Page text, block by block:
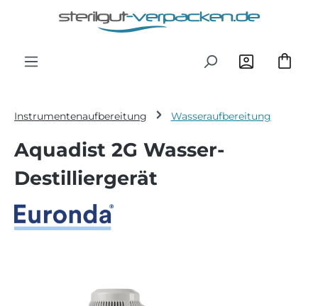
Zum Hauptinhalt springen
Instrumentenaufbereitung Wasseraufbereitung
Aquadist 2G Wasser-
Destilliergerät